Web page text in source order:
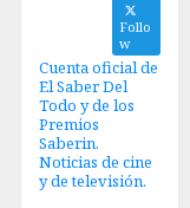
Follo
w
Cuenta oficial de
El Saber Del
Todo y de los
Premios
Saberin.
Noticias de cine
y de televisión.